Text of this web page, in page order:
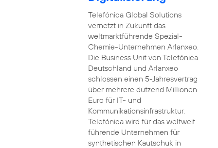
Telefónica Global Solutions
vernetzt in Zukunft das
weltmarktführende Spezial-
Chemie-Unternehmen Arlanxeo.
Die Business Unit von Telefónica
Deutschland und Arlanxeo
schlossen einen 5-Jahresvertrag
über mehrere dutzend Millionen
Euro für IT- und
Kommunikationsinfrastruktur.
Telefónica wird für das weltweit
führende Unternehmen für
synthetischen Kautschuk in